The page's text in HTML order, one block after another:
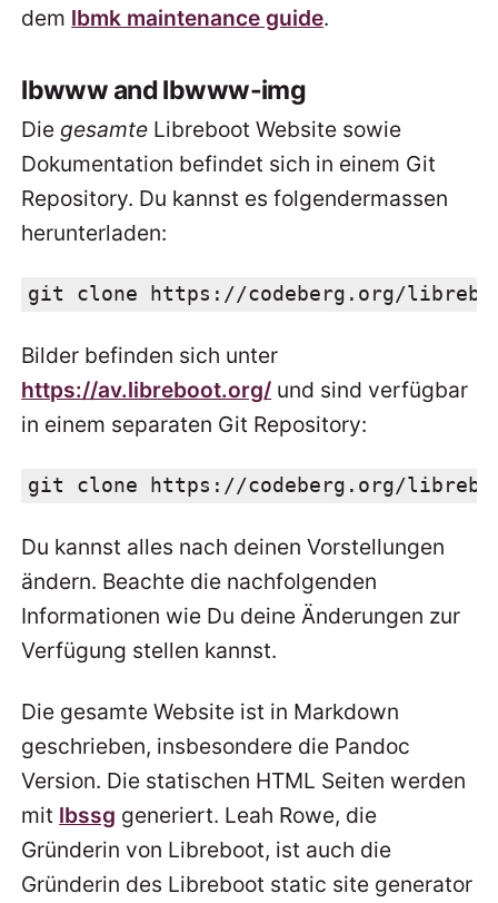
dem lbmk maintenance guide.
lbwww and lbwww-img
Die gesamte Libreboot Website sowie
Dokumentation befindet sich in einem Git
Repository. Du kannst es folgendermassen
herunterladen:
git clone https://codeberg.org/
Bilder befinden sich unter
https://av.libreboot.org/ und sind verfügbar
in einem separaten Git Repository:
git clone https://codeberg.org/
Du kannst alles nach deinen Vorstellungen
ändern. Beachte die nachfolgenden
Informationen wie Du deine Änderungen zur
Verfügung stellen kannst.
Die gesamte Website ist in Markdown
geschrieben, insbesondere die Pandoc
Version. Die statischen HTML Seiten werden
mit lbssg generiert. Leah Rowe, die
Gründerin von Libreboot, ist auch die
Gründerin des Libreboot static site generator